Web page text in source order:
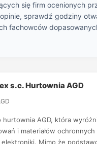
się firm ocenionych
sprawdź godziny
fachowców
s.c. Hurtownia AGD
hurtownia AGD, która
i materiałów ochronnych
Mimo że